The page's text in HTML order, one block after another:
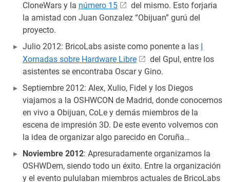
CloneWars y la número 15
del mismo. Esto forjaria
la amistad con Juan Gonzalez “Obijuan” gurú del
proyecto.
Julio 2012: BricoLabs asiste como ponente a las I
Xornadas sobre Hardware Libre
del Gpul, entre los
asistentes se encontraba Oscar y Gino.
Septiembre 2012: Alex, Xulio, Fidel y los Diegos
viajamos a la OSHWCON de Madrid, donde conocemos
en vivo a Obijuan, CoLe y demás miembros de la
escena de impresión 3D. De este evento volvemos con
la idea de organizar algo parecido en Coruña…
Noviembre 2012: Apresuradamente organizamos la
OSHWDem, siendo todo un éxito. Entre la organización
y el evento pululaban miembros actuales de BricoLabs